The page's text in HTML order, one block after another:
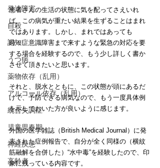
発達障害
自殺
認知症
うつ病
薬物依存（乱用）
アルコール依存（乱用）
統合失調症
児童思春期
神経疾患
高齢者
患者さんの生活の状態に気を配ってさえいれ
ば、この病気が重たい結果を生ずることはまれ
ではあります。しかし、まれではあっても
時々、意識障害まで来すような緊急の対応を要
する場合を経験するので、もう少し詳しく書か
させて頂きたいと思います。
それと、脱水とともに、この状態が頭にあるだ
けで、予防できる病気なので、もう一度具体例
を示しておいた方が良いように感じます。
外国の医学雑誌（British Medical Journal）に発
表された症例報告で、自分が全く同様の（横紋
筋融解を合併した）“水中毒”を経験したので、印
象に残っている内容です。